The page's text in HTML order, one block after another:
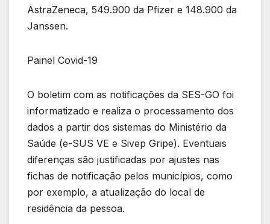
AstraZeneca, 549.900 da Pfizer e 148.900 da
Janssen.
Painel Covid-19
O boletim com as notificações da SES-GO foi
informatizado e realiza o processamento dos
dados a partir dos sistemas do Ministério da
Saúde (e-SUS VE e Sivep Gripe). Eventuais
diferenças são justificadas por ajustes nas
fichas de notificação pelos municípios, como
por exemplo, a atualização do local de
residência da pessoa.